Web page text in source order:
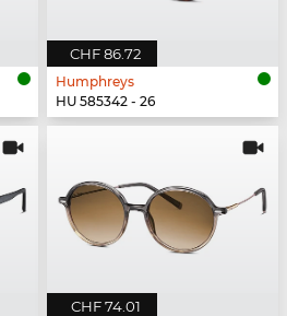
CHF 86.72
Humphreys
HU 585342 - 26
CHF 74.01